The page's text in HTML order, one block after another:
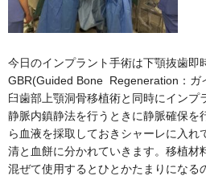
今日のインプラント手術は下顎抜歯即
GBR(Guided Bone Regeneration：ガ
臼歯部上顎洞骨移植術と同時にインプ
静脈内鎮静法を行うときに静脈確保を
ら血液を採取しておきシャーレに入れ
清と血餅に分かれていきます。移植材
混ぜて使用するとひとかたまりになる